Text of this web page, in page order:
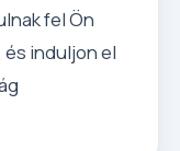
fel Ön
induljon el